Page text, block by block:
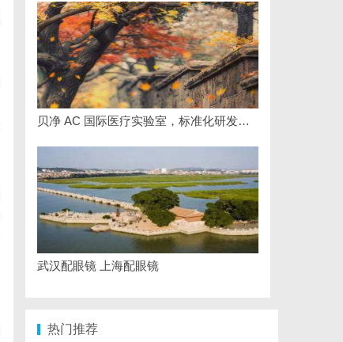
贝净 AC 国际医疗实验室，标准化研发体系全解析
武汉配眼镜 上海配眼镜
热门推荐